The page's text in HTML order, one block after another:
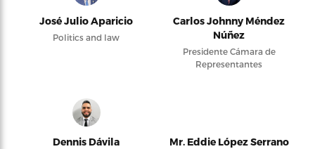
José Julio Aparicio
Politics and law
Carlos Johnny Méndez
Núñez
Presidente Cámara de
Representantes
Dennis Dávila Mr. Eddie López Serrano